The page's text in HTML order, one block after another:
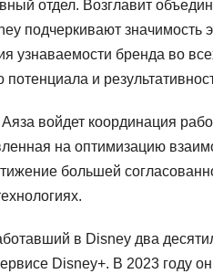
отдел. Возглавит
подчеркивают значимость
узнаваемости бренда во
потенциала и
войдет координация
на оптимизацию
большей
в Disney два
Disney+. В 2023 году